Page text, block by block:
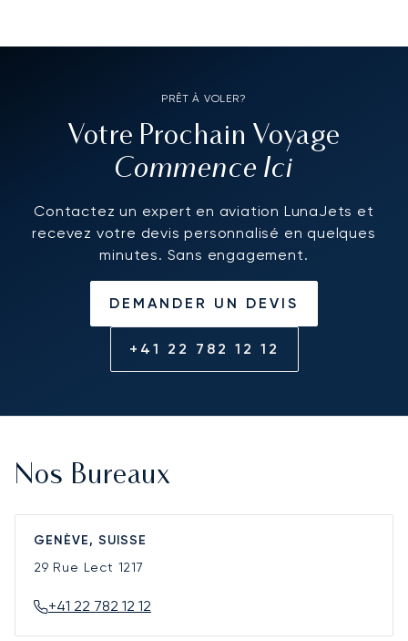
PRÊT À VOLER?
Votre Prochain Voyage
Commence Ici
Contactez un expert en aviation LunaJets et
recevez votre devis personnalisé en quelques
minutes. Sans engagement.
DEMANDER UN DEVIS
+41 22 782 12 12
Nos Bureaux
GENÈVE, SUISSE
29 Rue Lect 1217
+41 22 782 12 12